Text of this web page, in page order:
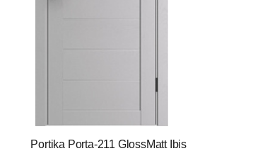
Portika Porta-211 GlossMatt Ibis